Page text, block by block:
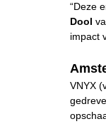
“Deze
Dool
impact
VNYX